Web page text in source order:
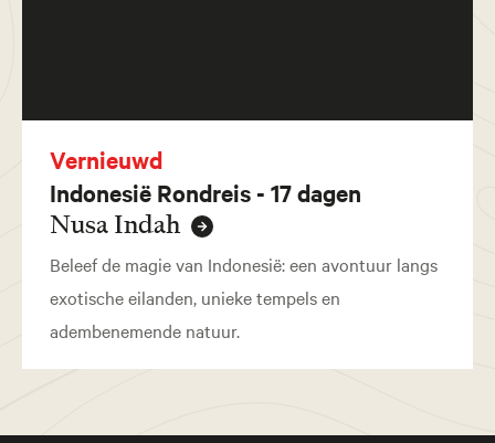
Vernieuwd
Indonesië Rondreis - 17 dagen
Nusa Indah
Beleef de magie van Indonesië: een avontuur langs
exotische eilanden, unieke tempels en
adembenemende natuur.